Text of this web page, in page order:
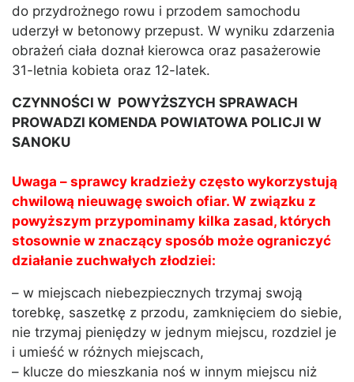
do przydrożnego rowu i przodem samochodu
uderzył w betonowy przepust. W wyniku zdarzenia
obrażeń ciała doznał kierowca oraz pasażerowie
31-letnia kobieta oraz 12-latek.
CZYNNOŚCI W POWYŻSZYCH SPRAWACH
PROWADZI KOMENDA POWIATOWA POLICJI W
SANOKU
Uwaga – sprawcy kradzieży często wykorzystują
chwilową nieuwagę swoich ofiar. W związku z
powyższym przypominamy kilka zasad, których
stosownie w znaczący sposób może ograniczyć
działanie zuchwałych złodziei:
– w miejscach niebezpiecznych trzymaj swoją
torebkę, saszetkę z przodu, zamknięciem do siebie,
nie trzymaj pieniędzy w jednym miejscu, rozdziel je
i umieść w różnych miejscach,
– klucze do mieszkania noś w innym miejscu niż